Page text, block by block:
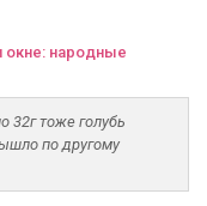
окне: народные
32г тоже голубь
по другому